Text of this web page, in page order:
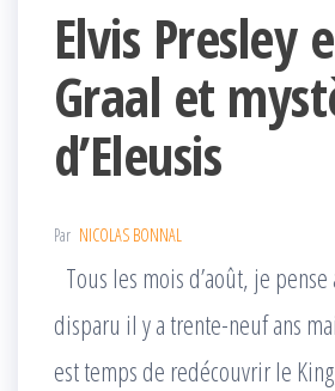
Elvis Presley
Graal et
d’Eleusis
Par NICOLAS BONNAL
Tous les mois d’août, je pense
disparu il y a trente-neuf ans
est temps de redécouvrir le